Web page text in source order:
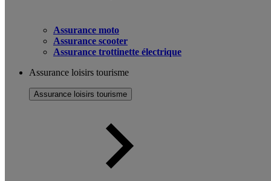
Assurance moto
Assurance scooter
Assurance trottinette électrique
Assurance loisirs tourisme
Assurance loisirs tourisme